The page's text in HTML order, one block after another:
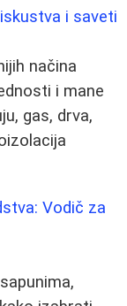
i saveti
načina
i mane
gas, drva,
Vodič za